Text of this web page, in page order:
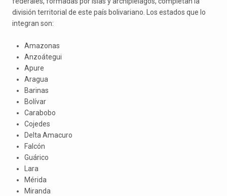
división territorial de este país bolivariano. Los estados que lo
integran son:
Amazonas
Anzoátegui
Apure
Aragua
Barinas
Bolívar
Carabobo
Cojedes
Delta Amacuro
Falcón
Guárico
Lara
Mérida
Miranda